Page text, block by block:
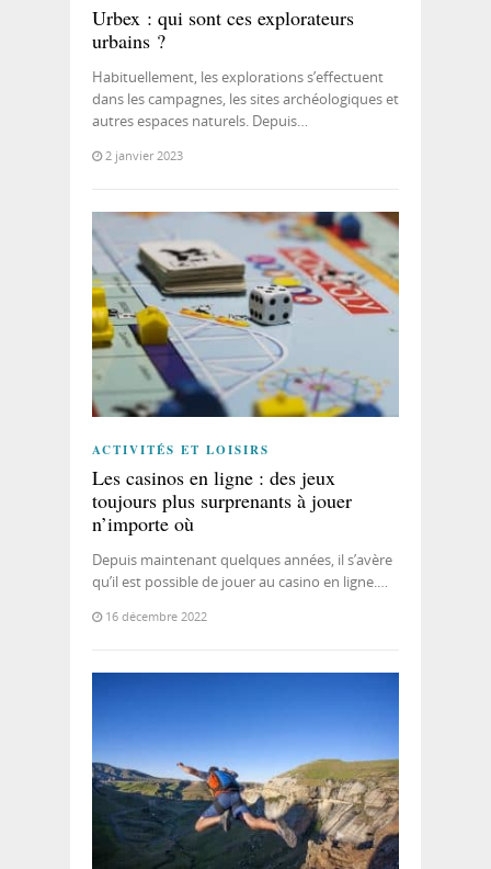
Urbex : qui sont ces explorateurs
urbains ?
Habituellement, les explorations s’effectuent
dans les campagnes, les sites archéologiques et
autres espaces naturels. Depuis…
2 janvier 2023
ACTIVITÉS ET LOISIRS
Les casinos en ligne : des jeux
toujours plus surprenants à jouer
n’importe où
Depuis maintenant quelques années, il s’avère
qu’il est possible de jouer au casino en ligne.…
16 décembre 2022